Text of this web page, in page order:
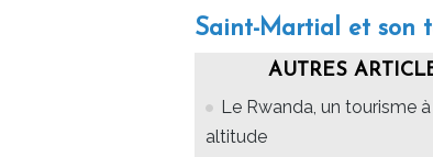
Saint-Martial et son
AUTRES
Le Rwanda, un tourisme
altitude